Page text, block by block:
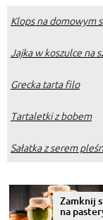
Klops na domowym
Jajka w koszulce na
Grecka tarta filo
Tartaletki z bobem
Sałatka z serem
Zamknij
na